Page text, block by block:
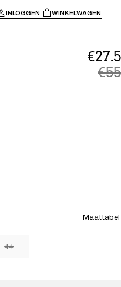
INLOGGEN WINKELWAGEN
€27.5
€55
Maattabel
44